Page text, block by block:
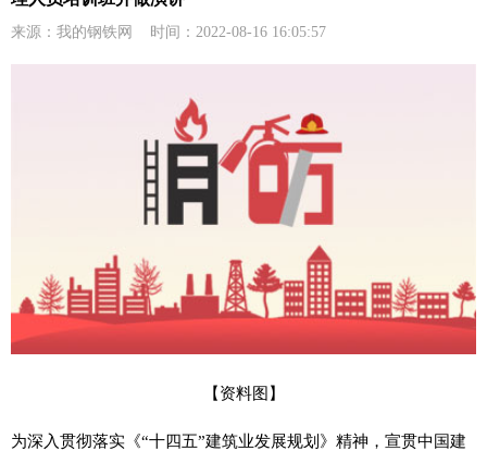
来源：我的钢铁网 时间：2022-08-16 16:05:57
【资料图】
为深入贯彻落实《“十四五”建筑业发展规划》精神，宣贯中国建